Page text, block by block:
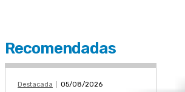
Recomendadas
Destacada 05/08/2026